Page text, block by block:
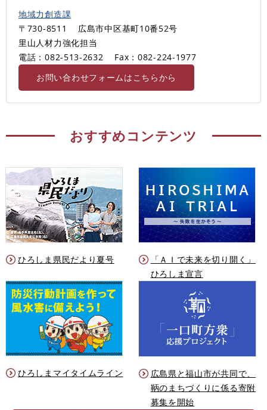
地域力創造課
〒730-8511
広島市中区基町10番52号
里山人材力強化担当
電話：082-513-2632
Fax：082-224-1977
お問い合わせフォームはこちらから
おすすめコンテンツ
ひろしま県民だより夏号
「ＡＩで未来を切り開く」
ひろしま宣言
ひろしまマイタイムライン
広島県と福山市が共同で、
鞆のまちづくりに係る寄附
募集を開始